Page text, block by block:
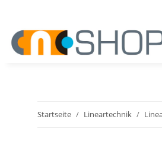
Startseite Lineartechnik